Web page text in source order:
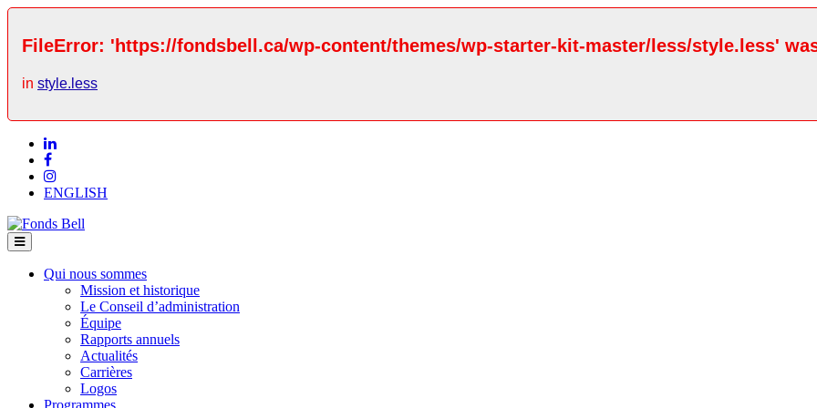
FileError: 'https://fondsbell.ca/wp-content/themes/wp-starter-kit-master/less/style.less'
in style.less
ENGLISH
Qui nous sommes
Mission et historique
Le Conseil d’administration
Équipe
Rapports annuels
Actualités
Carrières
Logos
Programmes